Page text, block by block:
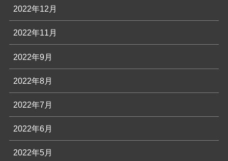
2022年12月
2022年11月
2022年9月
2022年8月
2022年7月
2022年6月
2022年5月